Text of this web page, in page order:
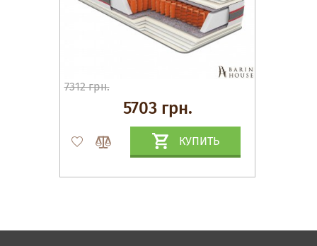
7312 грн.
5703 грн.
КУПИТЬ
Спальни, Кровати